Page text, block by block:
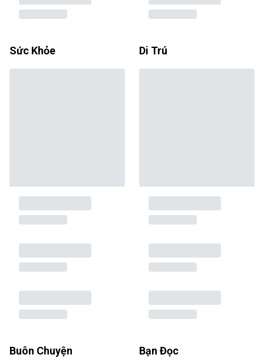
Sức Khỏe Di Trú
Buôn Chuyện Bạn Đọc